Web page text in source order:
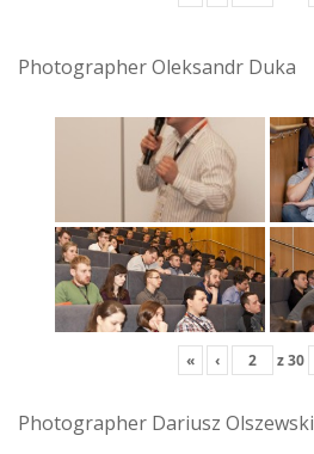
Photographer Oleksandr Duka
« ‹ z30
Photographer Dariusz Olszewski